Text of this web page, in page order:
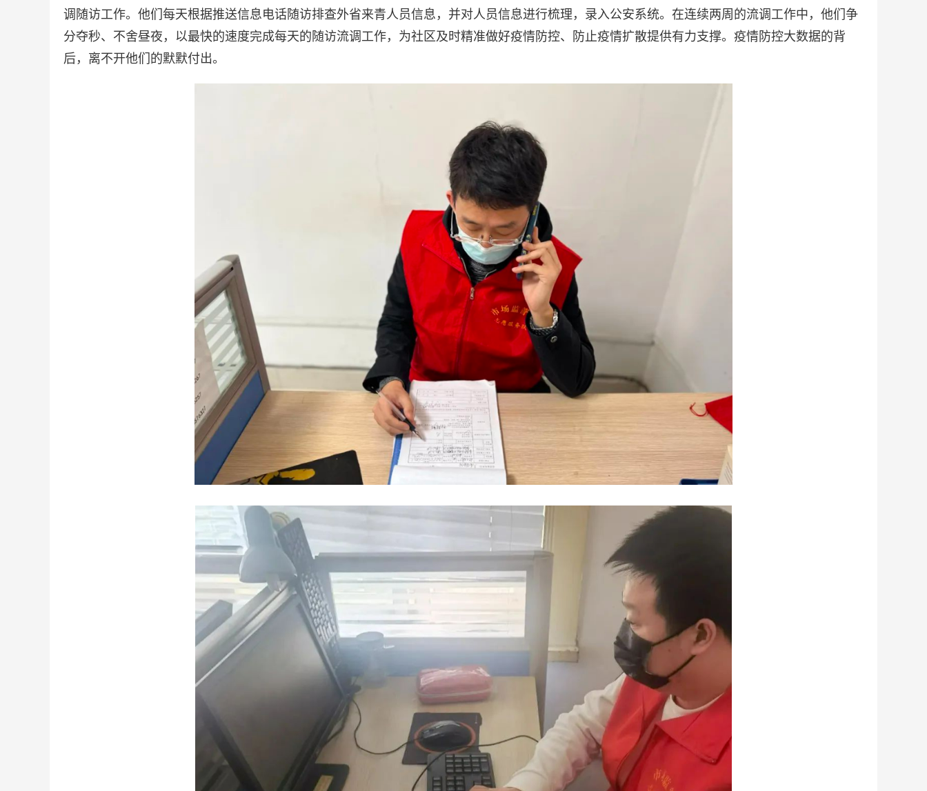
调随访工作。他们每天根据推送信息电话随访排查外省来青人员信息，并对人员信息进行梳理，录入公安系统。在连续两周的流调工作中，他们争
分夺秒、不舍昼夜，以最快的速度完成每天的随访流调工作，为社区及时精准做好疫情防控、防止疫情扩散提供有力支撑。疫情防控大数据的背
后，离不开他们的默默付出。